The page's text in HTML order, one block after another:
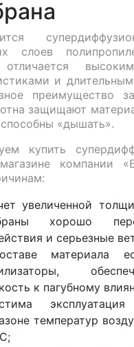
слоев
и
преимущество
защищают
«дышать».
купить
магазине компании
увеличенной
хорошо
и серьезные
материала
к пагубному
температур